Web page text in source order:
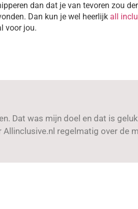
dan dat je van tevoren zou
Dan kun je wel heerlijk all
voor jou.
Dat was mijn doel en dat is
regelmatig over de